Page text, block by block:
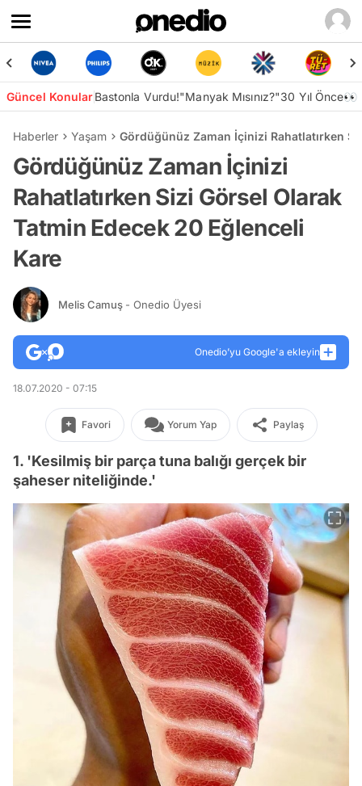
Güncel KonularBastonla Vurdu!"Manyak Mısınız?"30 Yıl Önce👀
Haberler Yaşam Gördüğünüz Zaman İçinizi Rahatlatırken
Gördüğünüz Zaman İçinizi
Rahatlatırken Sizi Görsel Olarak
Tatmin Edecek 20 Eğlenceli
Kare
Melis Camuş - Onedio Üyesi
Onedio’yu Google'a ekleyin
18.07.2020 - 07:15
Favori Yorum Yap Paylaş
1. 'Kesilmiş bir parça tuna balığı gerçek bir
şaheser niteliğinde.'